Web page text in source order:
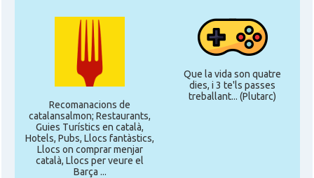
Recomanacions de
catalansalmon; Restaurants,
Guies Turístics en català,
Hotels, Pubs, Llocs fantàstics,
Llocs on comprar menjar
català, Llocs per veure el
Barça ...
Que la vida son quatre
dies, i 3 te'ls passes
treballant... (Plutarc)